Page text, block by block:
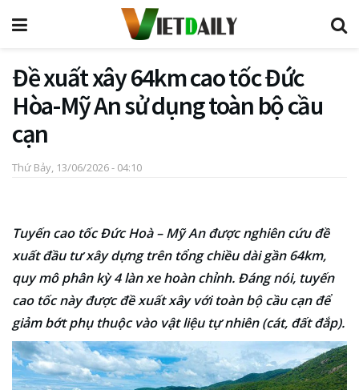
Đề xuất xây 64km cao tốc Đức
Hòa-Mỹ An sử dụng toàn bộ cầu
cạn
Thứ Bảy, 13/06/2026 - 04:10
Tuyến cao tốc Đức Hoà – Mỹ An được nghiên cứu đề
xuất đầu tư xây dựng trên tổng chiều dài gần 64km,
quy mô phân kỳ 4 làn xe hoàn chỉnh. Đáng nói, tuyến
cao tốc này được đề xuất xây với toàn bộ cầu cạn để
giảm bớt phụ thuộc vào vật liệu tự nhiên (cát, đất đắp).